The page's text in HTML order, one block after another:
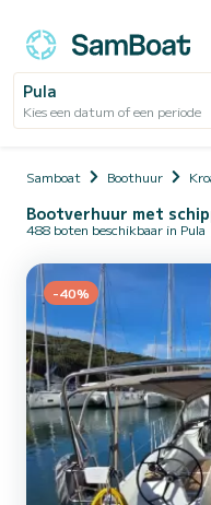
Pula
Kies een datum of een periode
Samboat Boothuur
Bootverhuur met
488 boten beschikbaar in Pula
-40%